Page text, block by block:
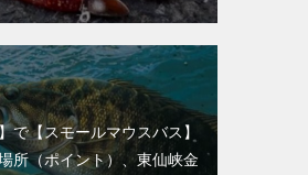
で【スモールマウスバス】
所（ポイント）、東仙峡金